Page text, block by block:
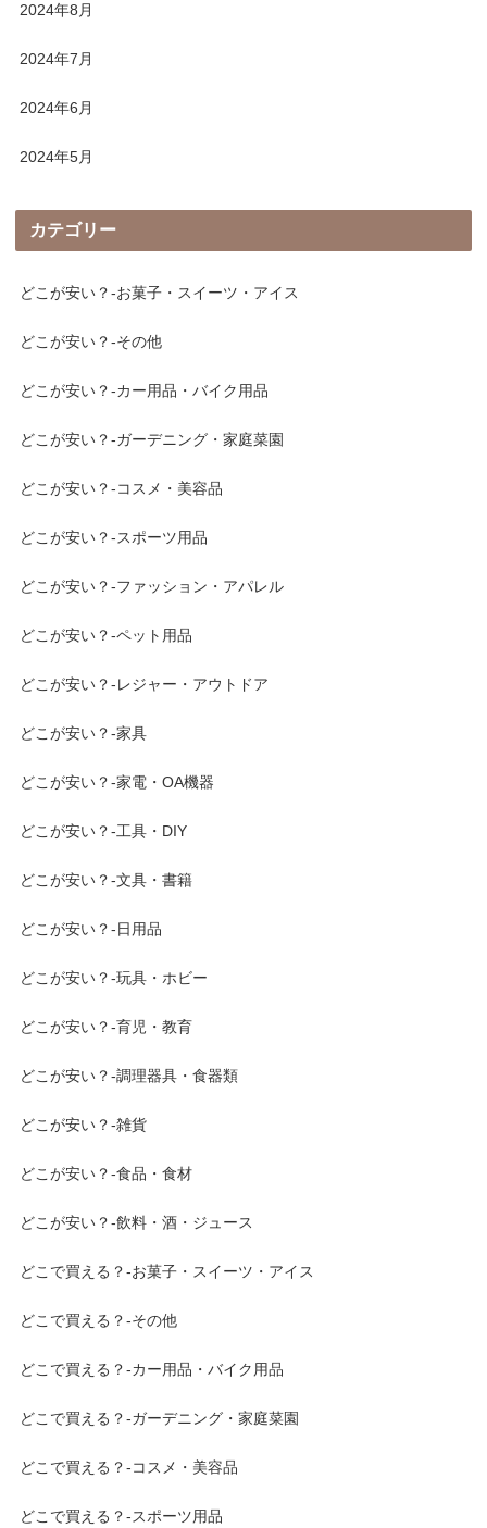
2024年8月
2024年7月
2024年6月
2024年5月
カテゴリー
どこが安い？-お菓子・スイーツ・アイス
どこが安い？-その他
どこが安い？-カー用品・バイク用品
どこが安い？-ガーデニング・家庭菜園
どこが安い？-コスメ・美容品
どこが安い？-スポーツ用品
どこが安い？-ファッション・アパレル
どこが安い？-ペット用品
どこが安い？-レジャー・アウトドア
どこが安い？-家具
どこが安い？-家電・OA機器
どこが安い？-工具・DIY
どこが安い？-文具・書籍
どこが安い？-日用品
どこが安い？-玩具・ホビー
どこが安い？-育児・教育
どこが安い？-調理器具・食器類
どこが安い？-雑貨
どこが安い？-食品・食材
どこが安い？-飲料・酒・ジュース
どこで買える？-お菓子・スイーツ・アイス
どこで買える？-その他
どこで買える？-カー用品・バイク用品
どこで買える？-ガーデニング・家庭菜園
どこで買える？-コスメ・美容品
どこで買える？-スポーツ用品